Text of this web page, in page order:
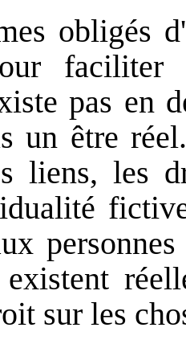
obligés
faciliter
pas en
un être
liens, les
sur les